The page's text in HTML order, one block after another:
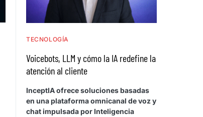
TECNOLOGÍA
Voicebots, LLM y cómo la IA redefine la
atención al cliente
InceptIA ofrece soluciones basadas
en una plataforma omnicanal de voz y
chat impulsada por Inteligencia